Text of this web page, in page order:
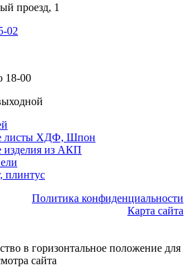
проезд, 1
02
18-00
листы ХДФ, Шпон
изделия из АКП
плинтус
Политика конфиденциальности
Карта сайта
в горизонтальное положение для
сайта